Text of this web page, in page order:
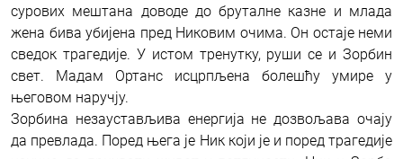
сурових мештана доводе до бруталне казне и млада
жена бива убијена пред Никовим очима. Он остаје неми
сведок трагедије. У истом тренутку, руши се и Зорбин
свет. Мадам Ортанс исцрпљена болешћу умире у
његовом наручју.
Зорбина незаустављива енергија не дозвољава очају
да превлада. Поред њега је Ник који је и поред трагедије